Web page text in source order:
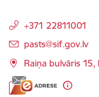
+371 22811001
E-pasts:
pasts@sif.gov.lv
Raiņa bulvāris 15,